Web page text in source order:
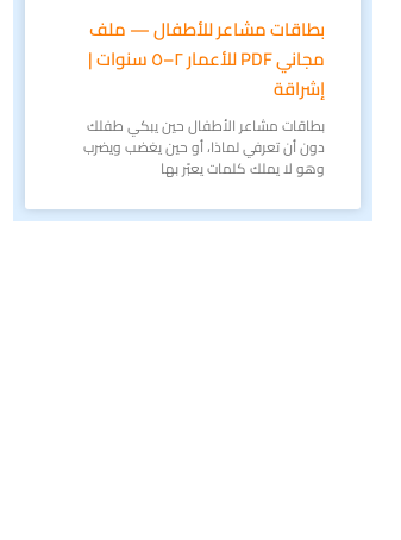
بطاقات مشاعر للأطفال — ملف
مجاني PDF للأعمار ٢–٥ سنوات |
إشراقة
بطاقات مشاعر الأطفال حين يبكي طفلك
دون أن تعرفي لماذا، أو حين يغضب ويضرب
وهو لا يملك كلمات يعبّر بها